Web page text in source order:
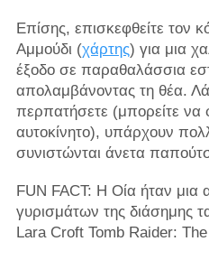
Επίσης, επισκεφθείτε τον
Αμμούδι (χάρτης) για μια
έξοδο σε παραθαλάσσια
απολαμβάνοντας τη θέα.
περπατήσετε (μπορείτε να
αυτοκίνητο), υπάρχουν
συνιστώνται άνετα
FUN FACT: Η Οία ήταν μια
γυρισμάτων της διάσημης
Lara Croft Tomb Raider: